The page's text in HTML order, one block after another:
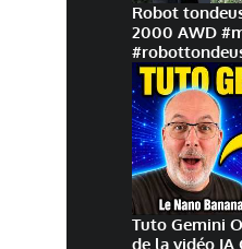
Robot
2000 AWD
Tuto Gemini
de la vidéo IA